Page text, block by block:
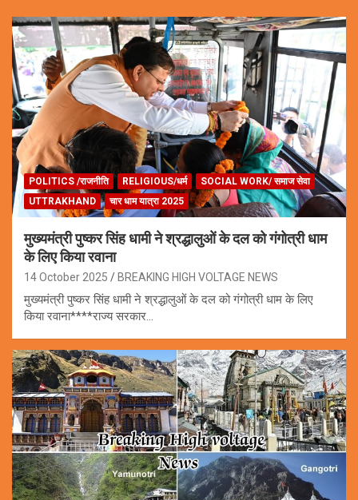
POLITICS /राजनीति RELIGIOUS/धर्म
SOCIAL WORK/ समाज सेवा
UTTRAKHAND
चार धाम यात्रा 2025
मुख्यमंत्री पुष्कर सिंह धामी ने श्रद्धालुओं के दल को गंगोत्री धाम
के लिए किया रवाना
14 October 2025 BREAKING HIGH VOLTAGE NEWS
मुख्यमंत्री पुष्कर सिंह धामी ने श्रद्धालुओं के दल को गंगोत्री धाम के लिए
किया रवाना****राज्य सरकार…